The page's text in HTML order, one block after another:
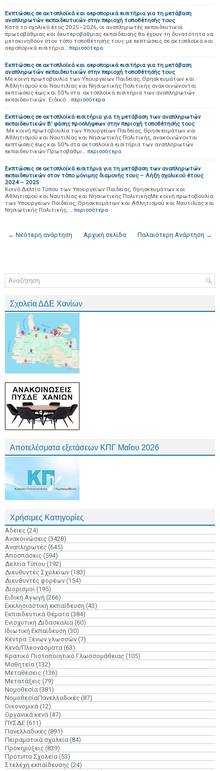
Εκπτώσεις σε ακτοπλοϊκά και αεροπορικά εισιτήρια για τη μετάβαση
αναπληρωτών εκπαιδευτικών στην περιοχή τοποθέτησής τους
Κατά το σχολικό έτος 2025–2026, οι αναπληρωτές εκπαιδευτικοί
πρωτοβάθμιας και δευτεροβάθμιας εκπαίδευσης θα έχουν τη δυνατότητα να
μετακινηθούν στον τόπο τοποθέτησής τους με εκπτώσεις σε ακτοπλοϊκά και
αεροπορικά εισιτήρια… περισσότερα
Εκπτώσεις σε ακτοπλοϊκά και αεροπορικά εισιτήρια για τη μετάβαση
αναπληρωτών εκπαιδευτικών στην περιοχή τοποθέτησής τους
Με κοινή πρωτοβουλία των Υπουργείων Παιδείας, Θρησκευμάτων και
Αθλητισμού και Ναυτιλίας και Νησιωτικής Πολιτικής ανακοινώνονται
εκπτώσεις έως και 50% στα ακτοπλοϊκά εισιτήρια των αναπληρωτών
εκπαιδευτικών. Ειδικό… περισσότερα
Εκπτώσεις σε ακτοπλοϊκά εισιτήρια για τη μετάβαση των αναπληρωτών
εκπαιδευτικών Β’ φάσης προσλήψεων στην περιοχή τοποθέτησής τους
Με κοινή πρωτοβουλία των Υπουργείων Παιδείας, Θρησκευμάτων και
Αθλητισμού και Ναυτιλίας και Νησιωτικής Πολιτικής, ανακοινώνονται
εκπτώσεις έως και 50% στα ακτοπλοϊκά εισιτήρια των αναπληρωτών
εκπαιδευτικών Πρωτοβάθμι… περισσότερα
Εκπτώσεις σε ακτοπλοϊκά εισιτήρια για τη μετάβαση των αναπληρωτών
εκπαιδευτικών στον τόπο μόνιμης διαμονής τους – Λήξη σχολικού έτους
2024 – 2025
Κοινό Δελτίο Τύπου των Υπουργείων Παιδείας, Θρησκευμάτων και
Αθλητισμού και Ναυτιλίας και Νησιωτικής ΠολιτικήςΜε κοινή πρωτοβουλία
των Υπουργείων Παιδείας, Θρησκευμάτων και Αθλητισμού και Ναυτιλίας και
Νησιωτικής Πολιτικής, … περισσότερα
← Νεότερη ανάρτηση Παλαιότερη Ανάρτηση →
Αρχική σελίδα
Σχολεία ΔΔΕ Χανίων
Αποτελέσματα εξετάσεων ΚΠΓ Μαΐου 2026
Χρήσιμες Κατηγορίες
Άδειες (24)
Ανακοινώσεις (3428)
Αναπληρωτές (645)
Αποσπάσεις (594)
Δελτία Τύπου (192)
Διευθυντές Σχολείων (183)
Διευθυντές φορέων (154)
Διορισμοί (195)
Ειδική Αγωγή (266)
Εκκλησιαστική εκπαίδευση (43)
Εκπαιδευτικά Θέματα (384)
Ενισχυτική Διδασκαλία (60)
Ιδιωτική Εκπαίδευση (30)
Κέντρα Ξένων γλωσσών (7)
Κενά/Πλεονάσματα (63)
Κρατικό Πιστοποιητικό Γλωσσομάθειας (105)
Μαθητεία (132)
Μεταθέσεις (136)
Μετατάξεις (79)
Νομοθεσία (381)
ΝομοθεσίαΠανελλαδικές (87)
Οικονομικά (12)
Οργανικά κενά (47)
ΠΥΣΔΕ (611)
Πανελλαδικές (891)
Πειραματικά σχολεία (84)
Προκηρύξεις (839)
Πρότυπα Σχολεία (53)
Στελέχη εκπαίδευσης (24)